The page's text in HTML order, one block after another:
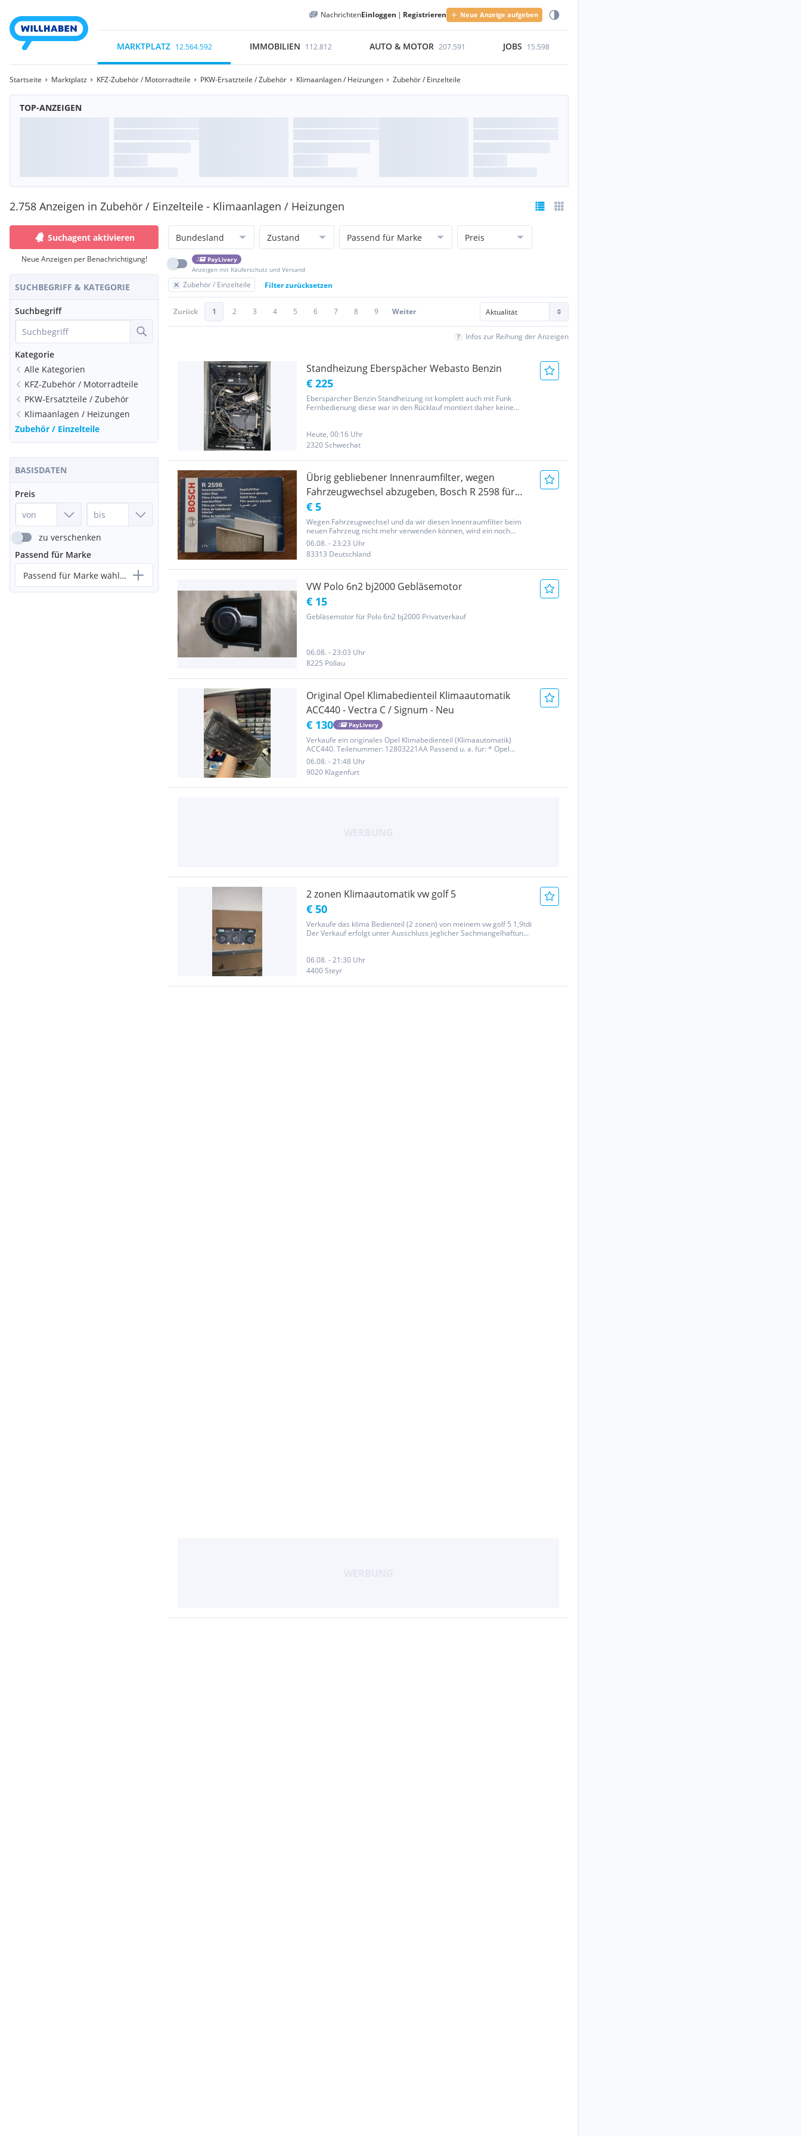
NachrichtenEinloggen | Registrieren Neue Anzeige aufgeben
MARKTPLATZ 12.564.592 IMMOBILIEN 112.812 AUTO & MOTOR 207.591 JOBS 15.598
Startseite Marktplatz KFZ-Zubehör / Motorradteile PKW-Ersatzteile / Zubehör Klimaanlagen / Heizungen Zubehör / Einzelteile
TOP-ANZEIGEN
2.758 Anzeigen in Zubehör / Einzelteile - Klimaanlagen / Heizungen
Suchagent aktivieren
Neue Anzeigen per Benachrichtigung!
SUCHBEGRIFF & KATEGORIE
Suchbegriff
Kategorie
Alle Kategorien
KFZ-Zubehör / Motorradteile
PKW-Ersatzteile / Zubehör
Klimaanlagen / Heizungen
Zubehör / Einzelteile
BASISDATEN
Preis
zu verschenken
Passend für Marke
Passend für Marke wählen...
Bundesland Zustand Passend für Marke Preis
PayLivery
Anzeigen mit Käuferschutz und Versand
Zubehör / Einzelteile Filter zurücksetzen
Zurück 1 2 3 4 5 6 7 8 9 Weiter
Infos zur Reihung der Anzeigen
Standheizung Eberspächer Webasto Benzin
€ 225
Eberspärcher Benzin Standheizung ist komplett auch mit Funk
Fernbedienung diese war in den Rücklauf montiert daher keine
verbaut...
Heute, 00:16 Uhr
2320 Schwechat
Übrig gebliebener Innenraumfilter, wegen
Fahrzeugwechsel abzugeben, Bosch R 2598 für
Ford und Volvo Modelle
€ 5
Wegen Fahrzeugwechsel und da wir diesen Innenraumfilter beim
neuen Fahrzeug nicht mehr verwenden können, wird ein noch
ungebrauchter Bosch Innenraumfilter R 2598 mit Kohlefilter
abgegeben. Dieses ist für verschiedene FORD und VOLVO
Fahrzeuge kompatibel....
06.08. - 23:23 Uhr
83313 Deutschland
VW Polo 6n2 bj2000 Gebläsemotor
€ 15
Gebläsemotor für Polo 6n2 bj2000 Privatverkauf
06.08. - 23:03 Uhr
8225 Pöllau
Original Opel Klimabedienteil Klimaautomatik
ACC440 - Vectra C / Signum - Neu
€ 130 PayLivery
Verkaufe ein originales Opel Klimabedienteil (Klimaautomatik)
ACC440. Teilenummer: 12803221AA Passend u. a. für: * Opel
Vectra C (2002–2008) * Opel Signum (2003–2008) Bitte die
Teilenummer vor dem Kauf mit Ihrem Fahrzeug vergleichen.
Zustand: * Neu,...
06.08. - 21:48 Uhr
9020 Klagenfurt
2 zonen Klimaautomatik vw golf 5
€ 50
Verkaufe das klima Bedienteil (2 zonen) von meinem vw golf 5 1,9tdi
Der Verkauf erfolgt unter Ausschluss jeglicher Sachmangelhaftung.
06.08. - 21:30 Uhr
4400 Steyr